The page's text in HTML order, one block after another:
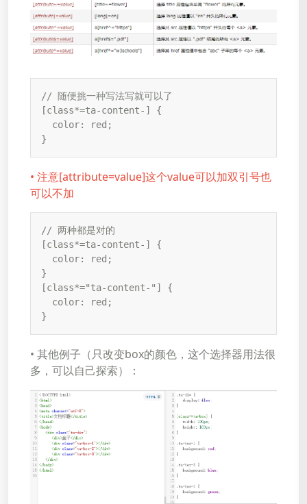
// 随便挑一种写法写就可以了
[class*=ta-content-] {
  color: red;
}
• 注意[attribute=value]这个value可以加双引号也
可以不加
// 两种都是对的
[class*=ta-content-] {
  color: red;
}
[class*="ta-content-"] {
  color: red;
}
• 其他例子（只改变box的颜色，这个选择器用法很
多，可以自己探索）：